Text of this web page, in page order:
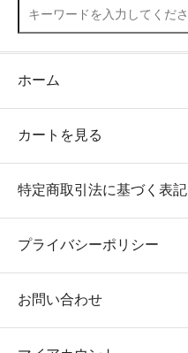
ホーム
カートを見る
特定商取引法に基づく表記
プライバシーポリシー
お問い合わせ